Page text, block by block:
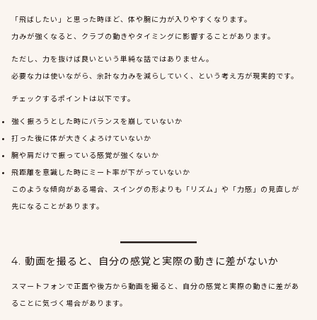
「飛ばしたい」と思った時ほど、体や腕に力が入りやすくなります。
力みが強くなると、クラブの動きやタイミングに影響することがあります。
ただし、力を抜けば良いという単純な話ではありません。
必要な力は使いながら、余計な力みを減らしていく、という考え方が現実的です。
チェックするポイントは以下です。
強く振ろうとした時にバランスを崩していないか
打った後に体が大きくよろけていないか
腕や肩だけで振っている感覚が強くないか
飛距離を意識した時にミート率が下がっていないか
このような傾向がある場合、スイングの形よりも「リズム」や「力感」の見直しが
先になることがあります。
4. 動画を撮ると、自分の感覚と実際の動きに差がないか
スマートフォンで正面や後方から動画を撮ると、自分の感覚と実際の動きに差があ
ることに気づく場合があります。